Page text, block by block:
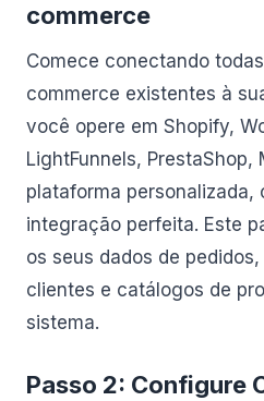
commerce
Comece conectando
commerce existentes à
você opere em Shopify,
LightFunnels, PrestaShop,
plataforma personalizada,
integração perfeita. Este
os seus dados de
clientes e catálogos de
sistema.
Passo 2: Configure